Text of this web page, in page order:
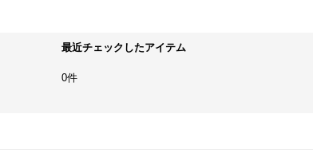
最近チェックしたアイテム
0件